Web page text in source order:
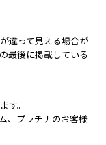
違って見える場合が
最後に掲載している
す。
、プラチナのお客様